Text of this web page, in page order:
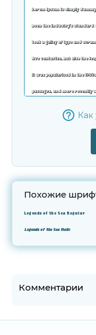
Как
Похожие
Legends of the Sea Regular
Legends of the Sea Italic
Комментарии